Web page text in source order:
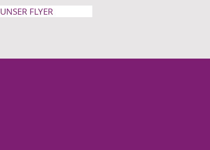
UNSER FLYER